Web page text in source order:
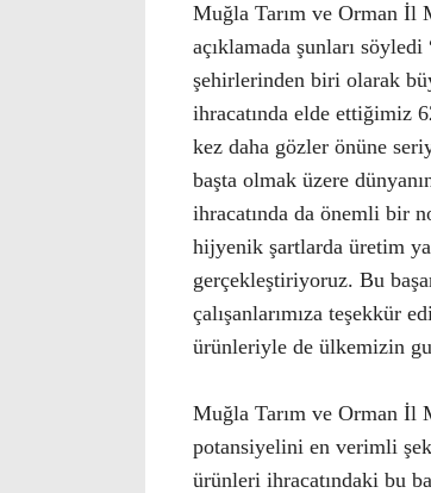
Muğla Tarım ve Orman İl
açıklamada şunları
şehirlerinden biri olarak
ihracatında elde ettiğimiz
kez daha gözler önüne
başta olmak üzere
ihracatında da önemli bir
hijyenik şartlarda üretim
gerçekleştiriyoruz. Bu
çalışanlarımıza teşekkür
ürünleriyle de ülkemizin
Muğla Tarım ve Orman İl
potansiyelini en verimli
ürünleri ihracatındaki bu